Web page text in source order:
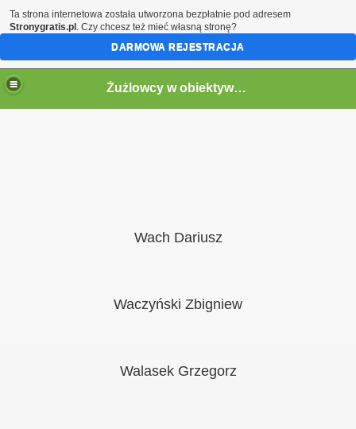
Żużlowcy w obiektywie by Speed
Wach Dariusz
Waczyński Zbigniew
Walasek Grzegorz
Ta strona internetowa została utworzona bezpłatnie pod adresem
Stronygratis.pl . Czy chcesz też mieć własną stronę?
DARMOWA REJESTRACJA